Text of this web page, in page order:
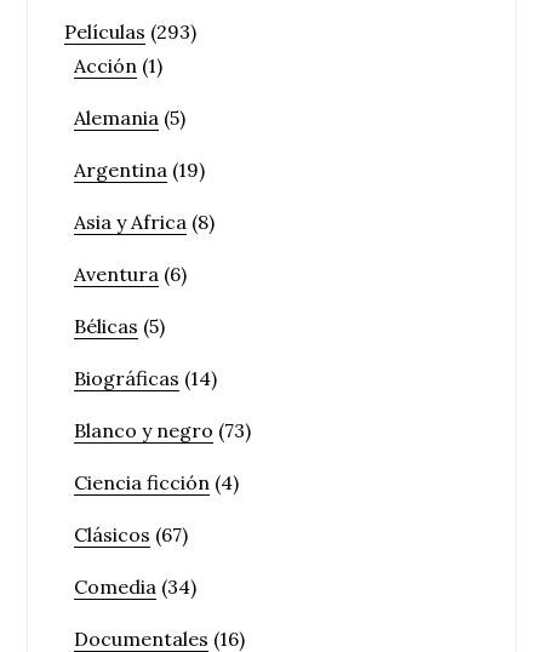
Películas (293)
Acción (1)
Alemania (5)
Argentina (19)
Asia y Africa (8)
Aventura (6)
Bélicas (5)
Biográficas (14)
Blanco y negro (73)
Ciencia ficción (4)
Clásicos (67)
Comedia (34)
Documentales (16)